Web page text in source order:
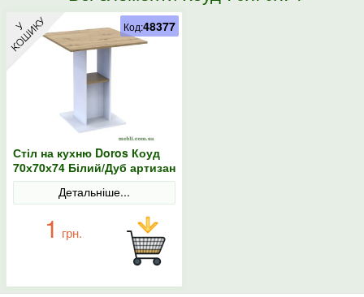
Стіл на кухню Doros Коуд
70х70х74 Білий/Дуб артизан
Детальніше...
1 грн.
Код:48377